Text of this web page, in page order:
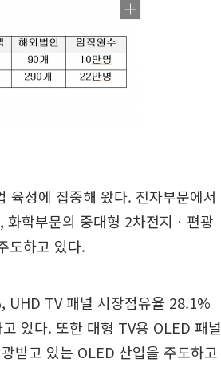
육성에 집중해 왔다. 전자부문에서
학부문의 중대형 2차전지ㆍ편광
도하고 있다.
UHD TV 패널 시장점유율 28.1%
있다. 또한 대형 TV용 OLED 패널
받고 있는 OLED 산업을 주도하고